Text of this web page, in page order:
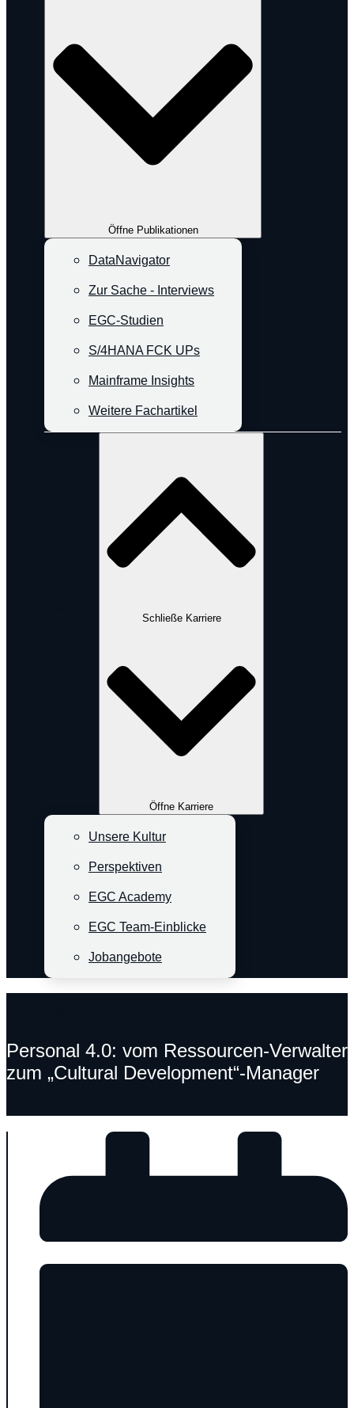
Öffne Publikationen
DataNavigator
Zur Sache - Interviews
EGC-Studien
S/4HANA FCK UPs
Mainframe Insights
Weitere Fachartikel
Schließe Karriere
Öffne Karriere
Unsere Kultur
Perspektiven
EGC Academy
EGC Team-Einblicke
Jobangebote
Personal 4.0: vom Ressourcen-Verwalter
zum „Cultural Development“-Manager